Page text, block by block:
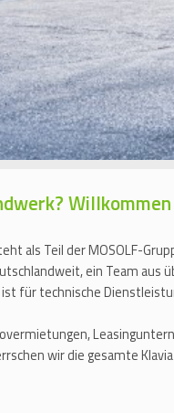
Willkommen
als Teil der MOSOLF-
ein Team aus
für technische
wir die gesamte